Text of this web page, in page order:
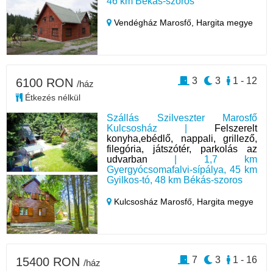
Vendégház Marosfő, Hargita megye
Szállás Szilveszter Marosfő
Kulcsosház |
Felszerelt
konyha,ebédlő, nappali, grillező,
filegória, játszótér, parkolás az
udvarban | 1,7 km
Gyergyócsomafalvi-sípálya, 45 km
Gyilkos-tó, 48 km Békás-szoros
Kulcsosház Marosfő, Hargita megye
6100 RON /ház
Étkezés nélkül
1 - 12
3
3
15400 RON /ház 1 - 16
3
7